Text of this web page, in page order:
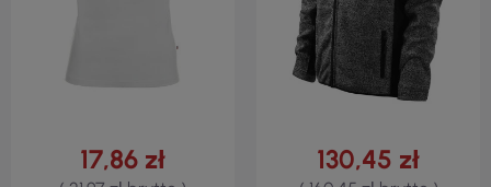
17,86 zł 130,45 zł